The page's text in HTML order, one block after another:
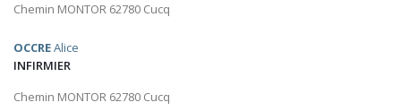
Chemin MONTOR 62780 Cucq
OCCREAlice
INFIRMIER
Chemin MONTOR 62780 Cucq